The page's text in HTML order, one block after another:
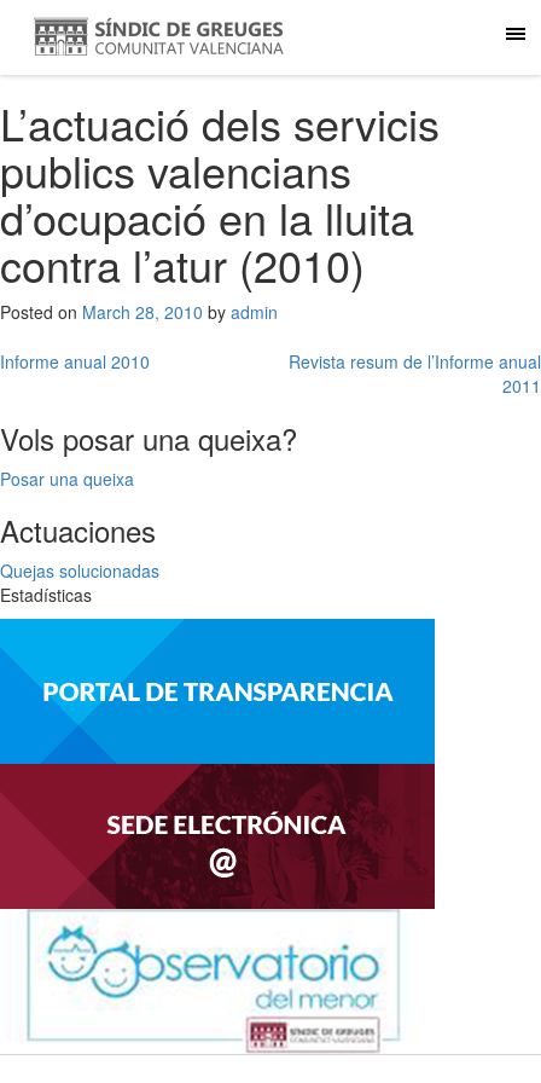
L’actuació dels servicis
publics valencians
d’ocupació en la lluita
contra l’atur (2010)
Posted on March 28, 2010 by admin
Post
Informe anual 2010
Revista resum de l’Informe anual
2011
Vols posar una queixa?
Posar una queixa
Actuaciones
Quejas solucionadas
Estadísticas